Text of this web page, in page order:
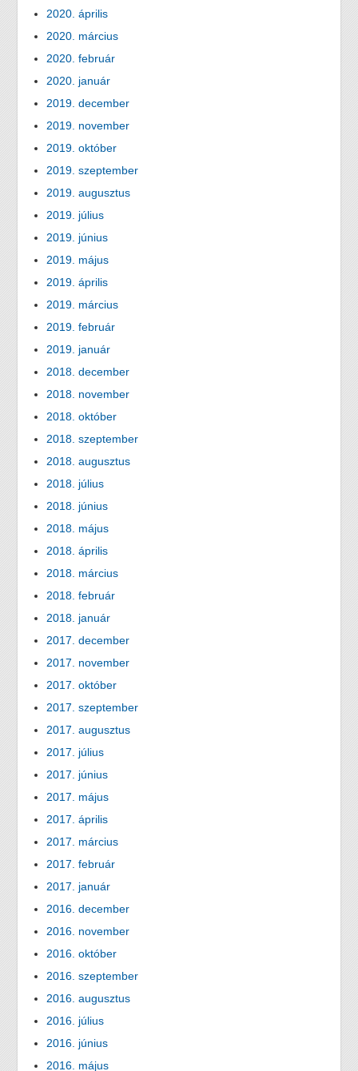
2020. április
2020. március
2020. február
2020. január
2019. december
2019. november
2019. október
2019. szeptember
2019. augusztus
2019. július
2019. június
2019. május
2019. április
2019. március
2019. február
2019. január
2018. december
2018. november
2018. október
2018. szeptember
2018. augusztus
2018. július
2018. június
2018. május
2018. április
2018. március
2018. február
2018. január
2017. december
2017. november
2017. október
2017. szeptember
2017. augusztus
2017. július
2017. június
2017. május
2017. április
2017. március
2017. február
2017. január
2016. december
2016. november
2016. október
2016. szeptember
2016. augusztus
2016. július
2016. június
2016. május